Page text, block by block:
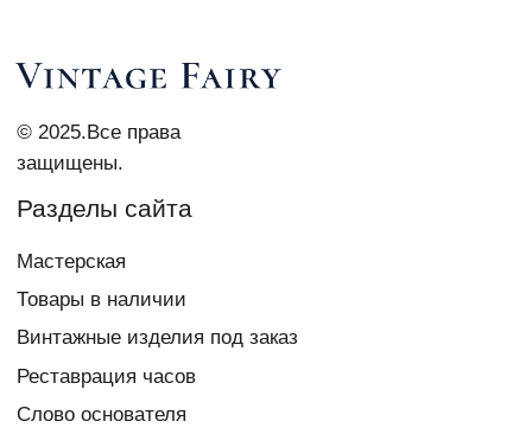
Согласие на обработку
Политика
конфиденциальности
Документы
Telegram Vi Repair & Spa
vi_007@list.ru